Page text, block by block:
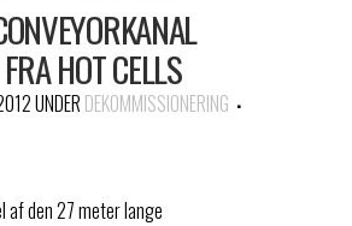
HOT CELLS
UNDER DEKOMMISSIONERING
af den 27 meter lange